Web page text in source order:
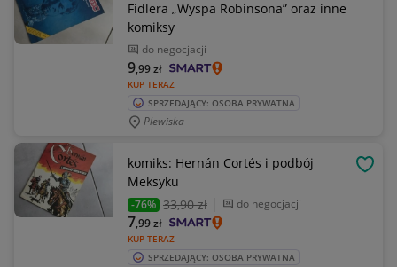
Fidlera „Wyspa Robinsona” oraz inne
komiksy
do negocjacji
KUP TERAZ
9,99zł
SPRZEDAJĄCY: OSOBA PRYWATNA
Plewiska
komiks: Hernán Cortés i podbój
Meksyku
-76% 33,90 zł do negocjacji
KUP TERAZ
7,99zł
SPRZEDAJĄCY: OSOBA PRYWATNA